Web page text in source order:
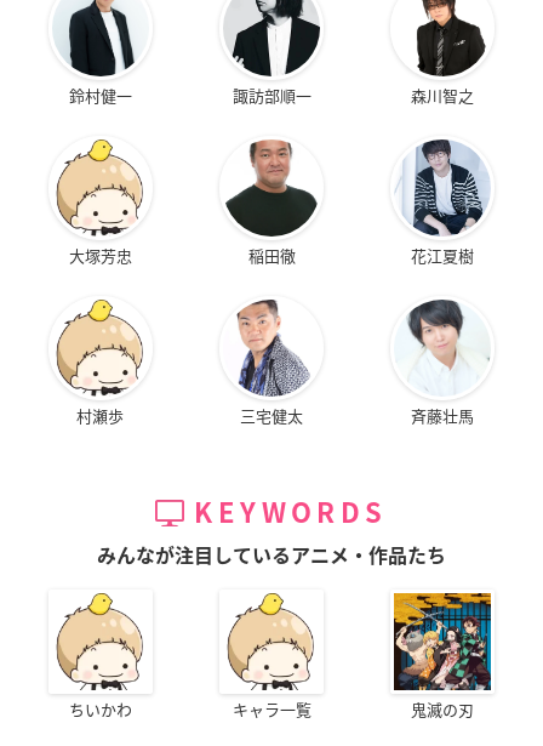
TVアニメ「天地創造デザイン部」ティザーPV
鈴村健一 諏訪部順一 森川智之
大塚芳忠 稲田徹 花江夏樹
村瀬歩 三宅健太 斉藤壮馬
KEYWORDS
みんなが注目しているアニメ・作品たち
ちいかわ キャラ一覧 鬼滅の刃